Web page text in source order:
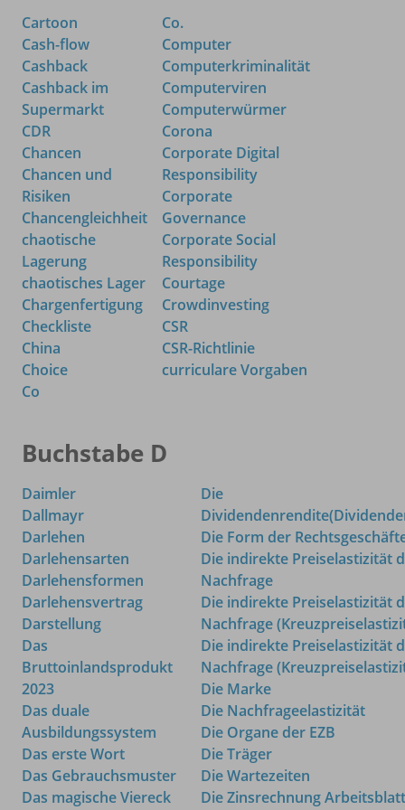
Cartoon
Cash-flow
Cashback
Cashback im
Supermarkt
CDR
Chancen
Chancen und
Risiken
Chancengleichheit
chaotische
Lagerung
chaotisches Lager
Chargenfertigung
Checkliste
China
Choice
Co
Co.
Computer
Computerkriminalität
Computerviren
Computerwürmer
Corona
Corporate Digital
Responsibility
Corporate
Governance
Corporate Social
Responsibility
Courtage
Crowdinvesting
CSR
CSR-Richtlinie
curriculare Vorgaben
Buchstabe D
Daimler
Dallmayr
Darlehen
Darlehensarten
Darlehensformen
Darlehensvertrag
Darstellung
Das
Bruttoinlandsprodukt
2023
Das duale
Ausbildungssystem
Das erste Wort
Das Gebrauchsmuster
Das magische Viereck
Die
Die Form der
Die indirekte Preiselastizität
Nachfrage
Die indirekte Preiselastizität
Nachfrage
Die indirekte Preiselastizität
Nachfrage
Die Marke
Die Nachfrageelastizität
Die Organe der EZB
Die Träger
Die Wartezeiten
Die Zinsrechnung Arbeitsblatt